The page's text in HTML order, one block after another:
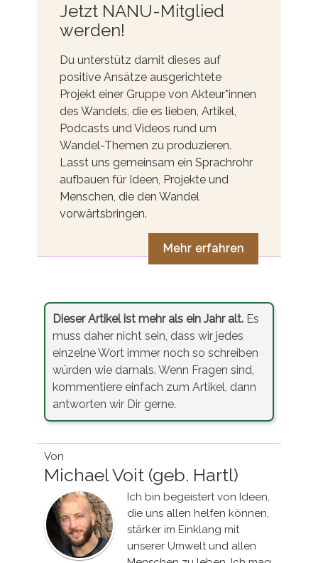
Jetzt NANU-Mitglied
werden!
Du unterstütz damit dieses auf
positive Ansätze ausgerichtete
Projekt einer Gruppe von Akteur*innen
des Wandels, die es lieben, Artikel,
Podcasts und Videos rund um
Wandel-Themen zu produzieren.
Lasst uns gemeinsam ein Sprachrohr
aufbauen für Ideen, Projekte und
Menschen, die den Wandel
vorwärtsbringen.
Mehr erfahren
Dieser Artikel ist mehr als ein Jahr alt. Es
muss daher nicht sein, dass wir jedes
einzelne Wort immer noch so schreiben
würden wie damals. Wenn Fragen sind,
kommentiere einfach zum Artikel, dann
antworten wir Dir gerne.
Von
Michael Voit (geb. Hartl)
Ich bin begeistert von Ideen,
die uns allen helfen können,
stärker im Einklang mit
unserer Umwelt und allen